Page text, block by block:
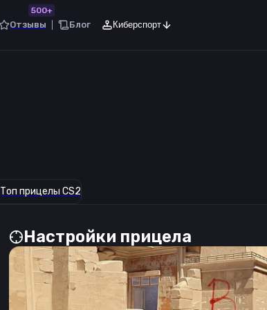
Отзывы
500+
Блог Киберспорт
Топ прицелы CS2
Настройки прицела